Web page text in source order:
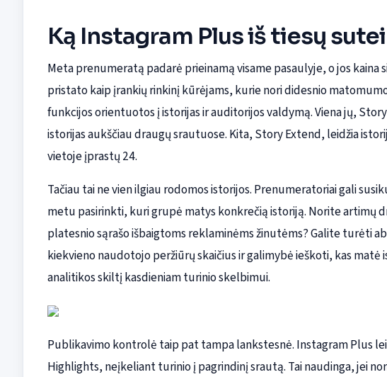
Ką Instagram Plus iš tiesų
Meta prenumeratą padarė prieinamą visame pasaulyje, o jos kaina
pristato kaip įrankių rinkinį kūrėjams, kurie nori didesnio
funkcijos orientuotos į istorijas ir auditorijos valdymą. Viena jų,
istorijas aukščiau draugų srautuose. Kita, Story Extend, leidžia
vietoje įprastų 24.
Tačiau tai ne vien ilgiau rodomos istorijos. Prenumeratoriai gali
metu pasirinkti, kuri grupė matys konkrečią istoriją. Norite artimų
platesnio sąrašo išbaigtoms reklaminėms žinutėms? Galite turėti
kiekvieno naudotojo peržiūrų skaičius ir galimybė ieškoti, kas matė
analitikos skiltį kasdieniam turinio skelbimui.
Publikavimo kontrolė taip pat tampa lankstesnė. Instagram Plus
Highlights, neįkeliant turinio į pagrindinį srautą. Tai naudinga, jei